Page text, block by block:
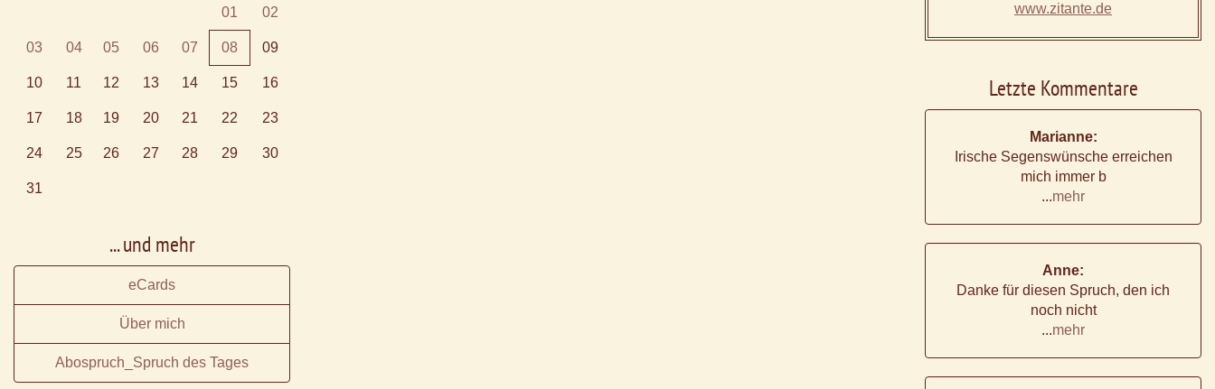
01 02
03 04 05 06 07 08 09
10 11 12 13 14 15 16
17 18 19 20 21 22 23
24 25 26 27 28 29 30
31
... und mehr
eCards
Über mich
Abospruch_Spruch des Tages
www.zitante.de
Letzte Kommentare
Marianne:
Irische Segenswünsche erreichen
mich immer b
...mehr
Anne:
Danke für diesen Spruch, den ich
noch nicht
...mehr